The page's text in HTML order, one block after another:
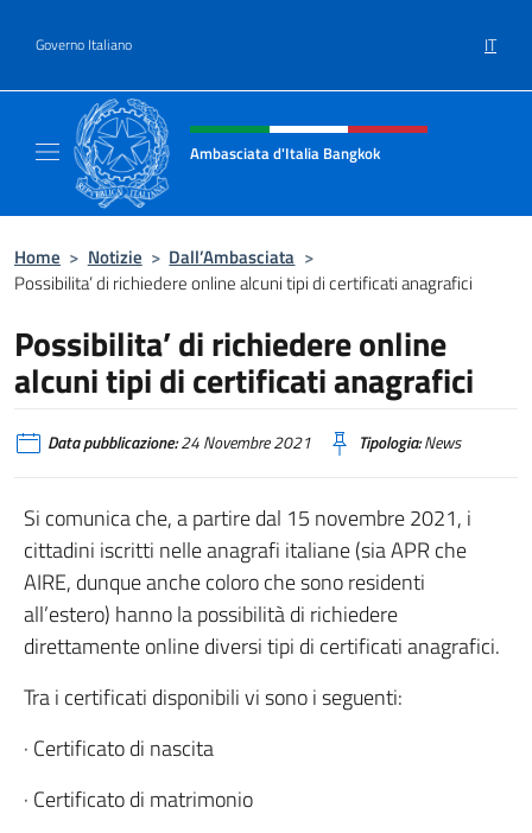
Governo Italiano IT
Intestazione sito, social e menù
Ambasciata d'Italia Bangkok
Home > Notizie > Dall’Ambasciata >
Possibilita’ di richiedere online alcuni tipi di certificati anagrafici
Possibilita’ di richiedere online
alcuni tipi di certificati anagrafici
Data pubblicazione:24 Novembre 2021 Tipologia:News
Si comunica che, a partire dal 15 novembre 2021, i
cittadini iscritti nelle anagrafi italiane (sia APR che
AIRE, dunque anche coloro che sono residenti
all’estero) hanno la possibilità di richiedere
direttamente online diversi tipi di certificati anagrafici.
Tra i certificati disponibili vi sono i seguenti:
· Certificato di nascita
· Certificato di matrimonio